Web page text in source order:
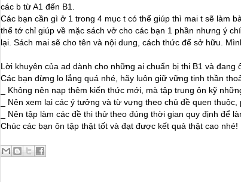
các b từ A1 đến B1.
Các bạn cần gì ở 1 trong 4 mục t có thể giúp thì mai t sẽ làm
thể tớ chỉ giúp về mặc sách vở cho các bạn 1 phần nhưng ý
lại. Sách mai sẽ cho tên và nội dung, cách thức để sở hữu.
Lời khuyên của ad dành cho những ai chuẩn bị thi B1 và đang
Các bạn đừng lo lắng quá nhé, hãy luôn giữ vững tinh thần
_ Không nên nạp thêm kiến thức mới, mà tập trung ôn kỹ
_ Nên xem lại các ý tưởng và từ vựng theo chủ đề quen
_ Nên tập làm các đề thi thử theo đúng thời gian quy định để
Chúc các bạn ôn tập thật tốt và đạt được kết quả thật cao nhé!